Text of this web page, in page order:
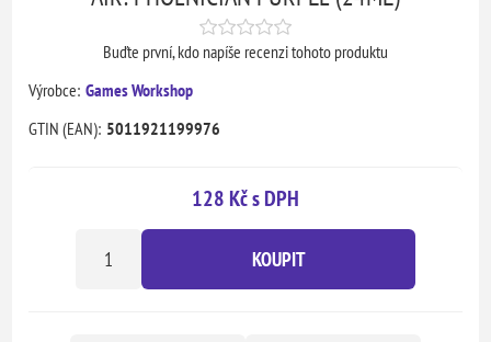
Buďte první, kdo napíše recenzi tohoto produktu
Výrobce: Games Workshop
GTIN (EAN): 5011921199976
128 Kč s DPH
KOUPIT